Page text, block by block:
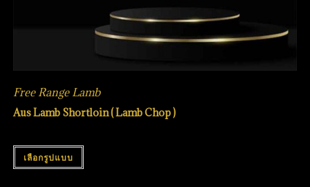
Free Range Lamb
Aus Lamb Shortloin ( Lamb Chop )
เลือกรูปแบบ